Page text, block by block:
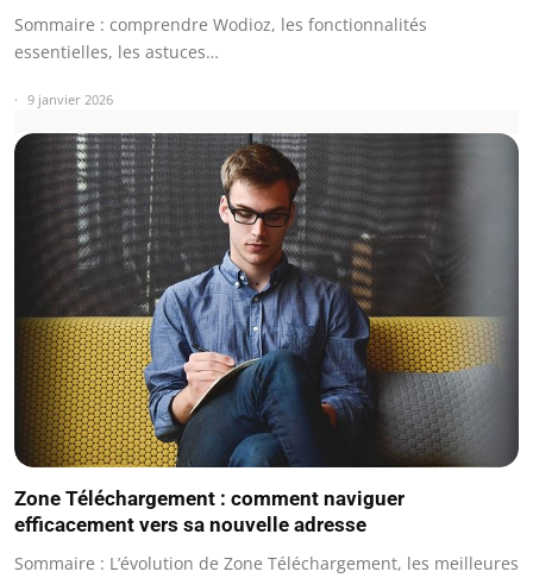
Sommaire : comprendre Wodioz, les fonctionnalités
essentielles, les astuces…
9 janvier 2026
Zone Téléchargement : comment naviguer
efficacement vers sa nouvelle adresse
Sommaire : L’évolution de Zone Téléchargement, les meilleures